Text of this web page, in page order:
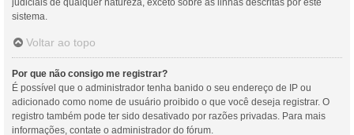
judiciais de qualquer natureza, exceto sobre as linhas descritas por este
sistema.
Voltar ao topo
Por que não consigo me registrar?
É possível que o administrador tenha banido o seu endereço de IP ou
adicionado como nome de usuário proibido o que você deseja registrar. O
registro também pode ter sido desativado por razões privadas. Para mais
informações, contate o administrador do fórum.